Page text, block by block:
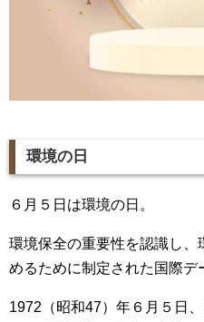
環境の日
６月５日は環境の日。
環境保全の重要性を認識し
めるために制定された国際デ
1972（昭和47）年６月５日